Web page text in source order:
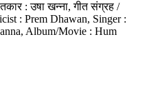
: उषा खन्ना, गीत संग्रह /
: Prem Dhawan, Singer :
Album/Movie : Hum